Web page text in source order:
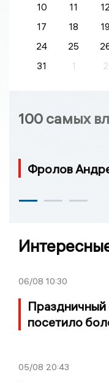
10
11 12
17
18 19
24
25
31
1 2
100 самых
Фролов
06/08 10:30
Праздничный
посетило
05/08 20:43